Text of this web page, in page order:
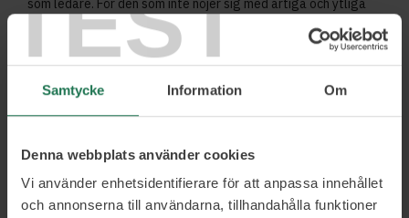
TEST
Samtycke Information Om
Denna webbplats använder cookies
Vi använder enhetsidentifierare för att anpassa innehållet
och annonserna till användarna, tillhandahålla funktioner
som ledare. För den som inte nöjer sig med artiga och ytliga
konversationer och klyschor. För dig som vill något mer och
vill stå ut ur mängden. Tillsammans med Navid som
rådgivare kliver du ur boxen, utmanar dig själv och vågar
mer.
Förändringsarbete
Innovation
Integration